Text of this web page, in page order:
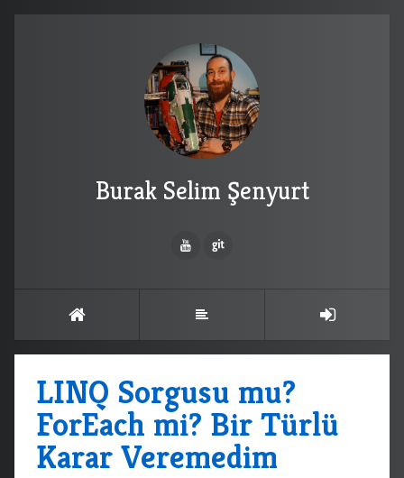
Burak Selim Şenyurt
LINQ Sorgusu mu?
ForEach mi? Bir Türlü
Karar Veremedim